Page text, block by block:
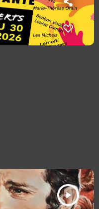
play_arrow